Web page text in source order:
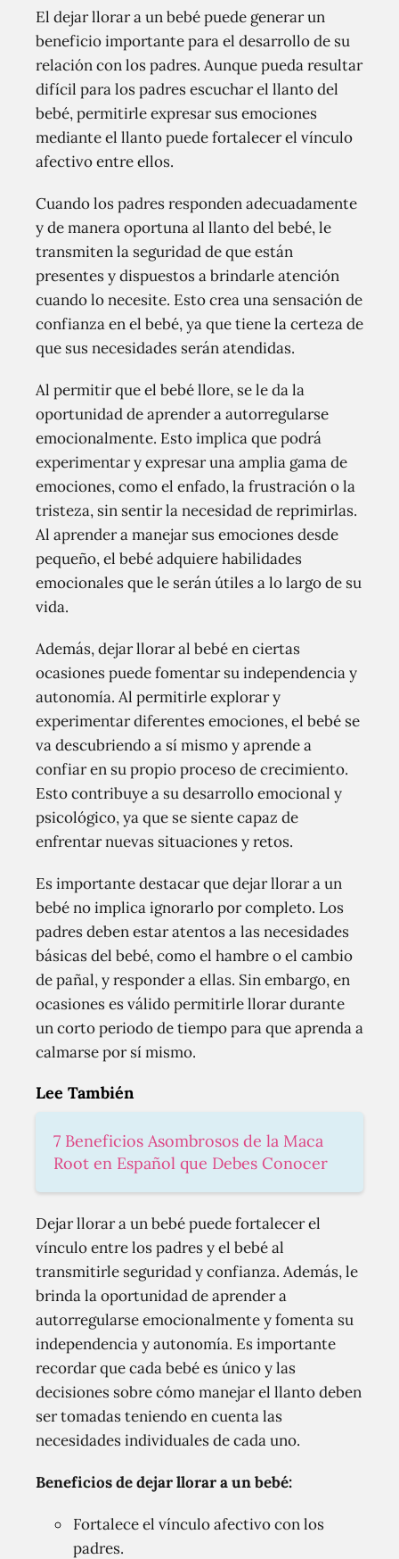
El dejar llorar a un bebé puede generar un
beneficio importante para el desarrollo de su
relación con los padres. Aunque pueda resultar
difícil para los padres escuchar el llanto del
bebé, permitirle expresar sus emociones
mediante el llanto puede fortalecer el vínculo
afectivo entre ellos.
Cuando los padres responden adecuadamente
y de manera oportuna al llanto del bebé, le
transmiten la seguridad de que están
presentes y dispuestos a brindarle atención
cuando lo necesite. Esto crea una sensación de
confianza en el bebé, ya que tiene la certeza de
que sus necesidades serán atendidas.
Al permitir que el bebé llore, se le da la
oportunidad de aprender a autorregularse
emocionalmente. Esto implica que podrá
experimentar y expresar una amplia gama de
emociones, como el enfado, la frustración o la
tristeza, sin sentir la necesidad de reprimirlas.
Al aprender a manejar sus emociones desde
pequeño, el bebé adquiere habilidades
emocionales que le serán útiles a lo largo de su
vida.
Además, dejar llorar al bebé en ciertas
ocasiones puede fomentar su independencia y
autonomía. Al permitirle explorar y
experimentar diferentes emociones, el bebé se
va descubriendo a sí mismo y aprende a
confiar en su propio proceso de crecimiento.
Esto contribuye a su desarrollo emocional y
psicológico, ya que se siente capaz de
enfrentar nuevas situaciones y retos.
Es importante destacar que dejar llorar a un
bebé no implica ignorarlo por completo. Los
padres deben estar atentos a las necesidades
básicas del bebé, como el hambre o el cambio
de pañal, y responder a ellas. Sin embargo, en
ocasiones es válido permitirle llorar durante
un corto periodo de tiempo para que aprenda a
calmarse por sí mismo.
Lee También
7 Beneficios Asombrosos de la Maca
Root en Español que Debes Conocer
Dejar llorar a un bebé puede fortalecer el
vínculo entre los padres y el bebé al
transmitirle seguridad y confianza. Además, le
brinda la oportunidad de aprender a
autorregularse emocionalmente y fomenta su
independencia y autonomía. Es importante
recordar que cada bebé es único y las
decisiones sobre cómo manejar el llanto deben
ser tomadas teniendo en cuenta las
necesidades individuales de cada uno.
Beneficios de dejar llorar a un bebé:
Fortalece el vínculo afectivo con los
padres.